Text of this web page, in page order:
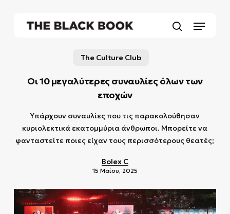
Menu
The Culture Club
Οι 10 μεγαλύτερες συναυλίες όλων των
εποχών
Υπάρχουν συναυλίες που τις παρακολούθησαν
κυριολεκτικά εκατομμύρια άνθρωποι. Μπορείτε να
φανταστείτε ποιες είχαν τους περισσότερους θεατές;
Bolex C
15 Μαΐου, 2025